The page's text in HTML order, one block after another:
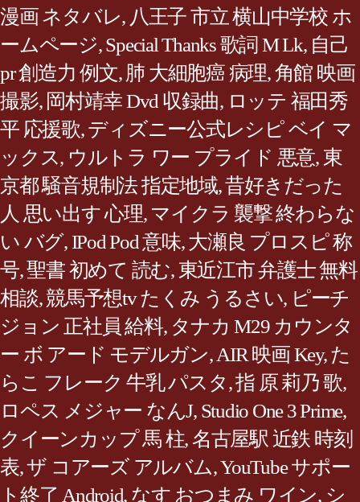
漫画 ネタバレ, 八王子 市立 横山中学校 ホ
ームページ,Special Thanks 歌詞 M Lk, 自己
pr 創造力 例文, 肺 大細胞癌 病理,角館 映画
撮影, 岡村靖幸 Dvd 収録曲, ロッテ 福田秀
平 応援歌,ディズニー公式レシピ ベイ マ
ックス, ウルトラ ワー プライド 悪意, 東
京都 騒音規制法 指定地域,昔好きだった
人 思い出す 心理, マイクラ 襲撃 終わらな
い バグ, IPod Pod 意味,大瀬良 プロスピ 称
号,聖書 初めて 読む, 東近江市 弁護士 無料
相談,競馬予想tv たくみ うるさい, ピーチ
ジョン 正社員 給料, タナカ M29 カウンタ
ー ボ アード モデルガン, AIR 映画 Key,た
らこ フレーク 牛乳 パスタ,指 原 莉乃 歌,
ロペス メジャー なんJ, Studio One 3 Prime,
クイーンカップ 馬 柱,名古屋駅 近鉄 時刻
表,ザ コアーズ アルバム,YouTube サポー
ト終了 Android, なす おつまみ ワイン, シ